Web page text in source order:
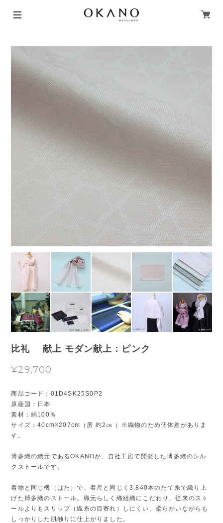
比礼 献上 モダン献上：ピンク
¥29,700
商品コード：01D4SK25S0P2
原産国：日本
素材：絹100％
サイズ：40cm×207cm（房 約2㎝ ）※織物のため個体差がありま
す。
博多織の織元であるOKANOが、自社工房で開発した博多織のシル
クストールです。
着物と同じ機（はた）で、着尺と同じく3,840本のたて糸で織り上
げた博多織のストール。織元らしく織組織にこだわり、従来のスト
ールよりもスリップ（織糸の目寄れ）しにくい、柔らかいながらも
しっかりした肌触りに仕上がりました。